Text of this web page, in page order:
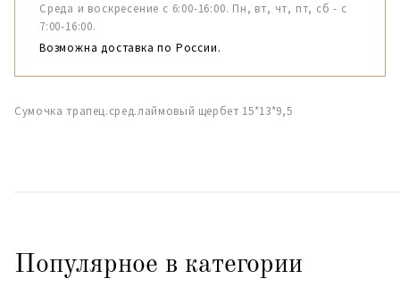
Среда и воскресение с 6:00-16:00. Пн, вт, чт, пт, сб - с
7:00-16:00.
Возможна доставка по России.
Сумочка трапец.сред.лаймовый щербет 15*13*9,5
Популярное в категории